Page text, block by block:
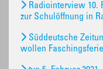
Radiointerview 10.
zur Schulöffnung in
Süddeutsche
wollen